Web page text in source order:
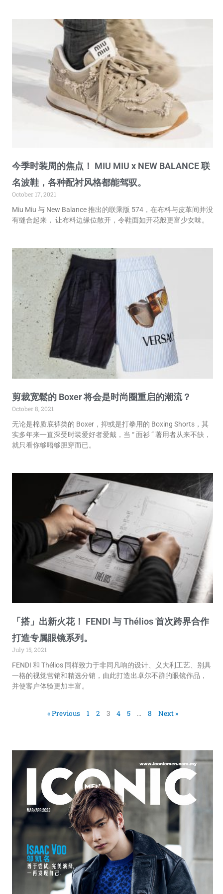
今季时装周的焦点！ MIU MIU x NEW BALANCE 联
名波鞋，各种配衬风格都能驾驭。
October 17, 2021
Miu Miu 与 New Balance 推出的联乘版 574，在布料与皮革间并没
有缝合起来， 让布料边缘位散开，令鞋面如开花般更富少女味。
剪裁宽鬆的 Boxer 将会是时尚圈重启的潮流？
October 8, 2021
无论是棉质底裤类的 Boxer，抑或是打拳用的 Boxing Shorts，其
实多年来一直深受时装爱好者爱戴，当 “ 面衫 ” 著用者从来不缺，
就只看你够唔够胆穿而已。
「搭」出新火花！ FENDI 与 Thélios 首次跨界合作
打造专属眼镜系列。
July 15, 2021
FENDI 和 Thélios 同样致力于非同凡响的设计、义大利工艺、别具
一格的视觉营销和精选分销，由此打造出卓尔不群的眼镜作品，
并使客户体验更加丰富。
« Previous 1 2 3 4 5 … 8 Next »